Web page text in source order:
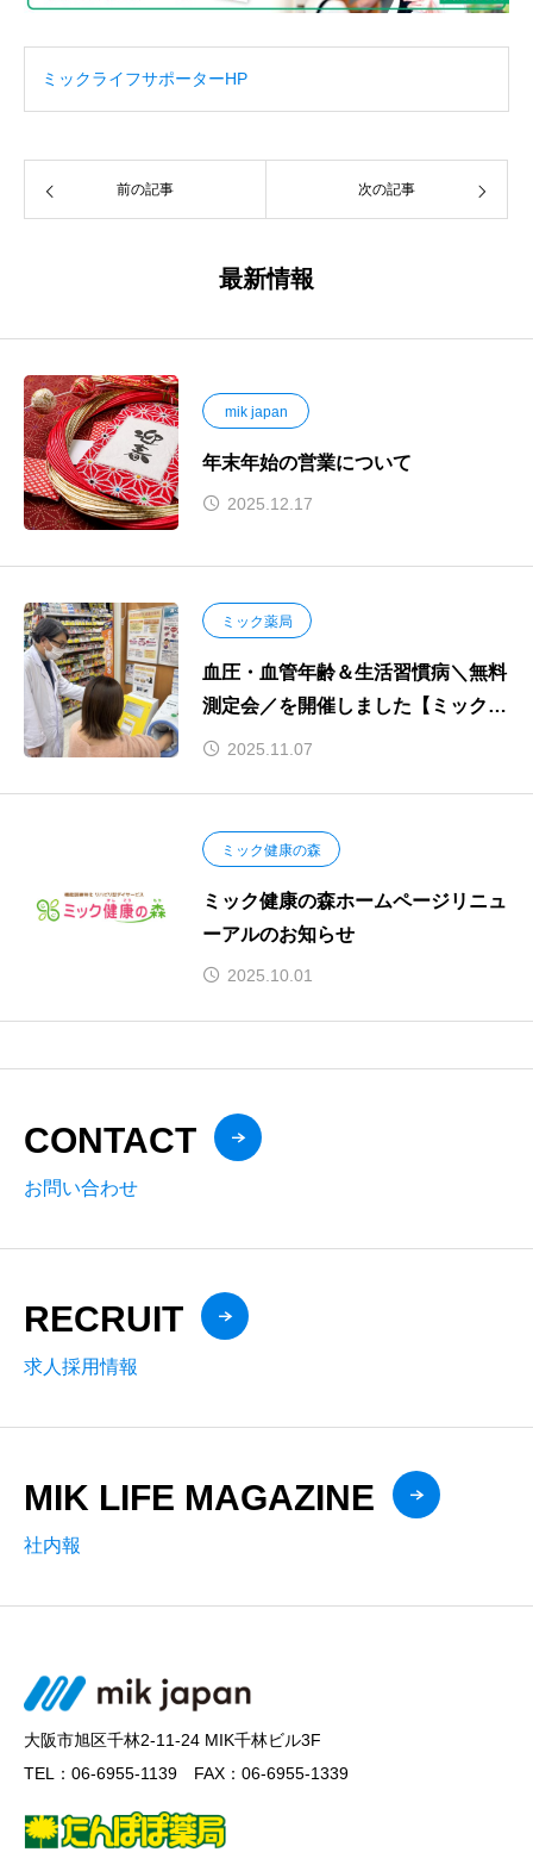
ミックライフサポーターHP
前の記事 次の記事
最新情報
mik japan
年末年始の営業について
2025.12.17
ミック薬局
血圧・血管年齢＆生活習慣病＼無料
測定会／を開催しました【ミック薬
局京阪千林店】
2025.11.07
ミック健康の森
ミック健康の森ホームページリニュ
ーアルのお知らせ
2025.10.01
CONTACT
お問い合わせ
RECRUIT
求人採用情報
MIK LIFE MAGAZINE
社内報
大阪市旭区千林2-11-24 MIK千林ビル3F
TEL：06-6955-1139 FAX：06-6955-1339